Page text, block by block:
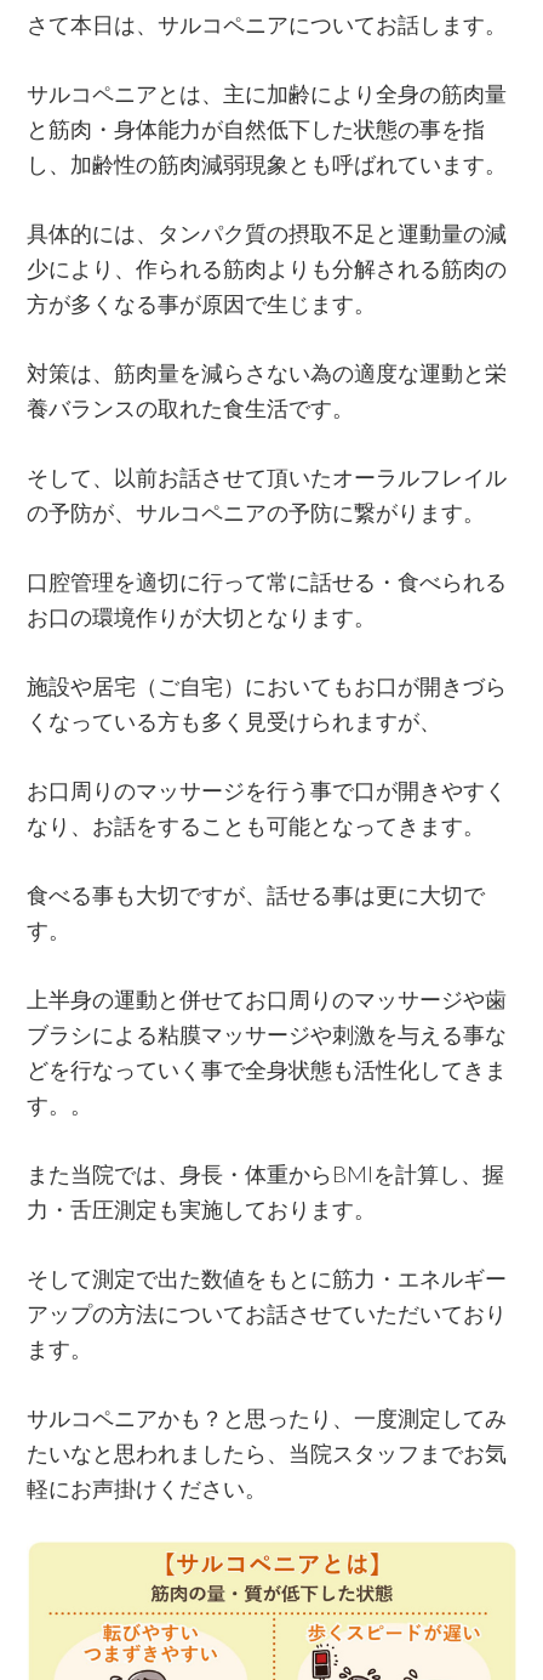
さて本日は、サルコペニアについてお話します。
サルコペニアとは、主に加齢により全身の筋肉量
と筋肉・身体能力が自然低下した状態の事を指
し、加齢性の筋肉減弱現象とも呼ばれています。
具体的には、タンパク質の摂取不足と運動量の減
少により、作られる筋肉よりも分解される筋肉の
方が多くなる事が原因で生じます。
対策は、筋肉量を減らさない為の適度な運動と栄
養バランスの取れた食生活です。
そして、以前お話させて頂いたオーラルフレイル
の予防が、サルコペニアの予防に繋がります。
口腔管理を適切に行って常に話せる・食べられる
お口の環境作りが大切となります。
施設や居宅（ご自宅）においてもお口が開きづら
くなっている方も多く見受けられますが、
お口周りのマッサージを行う事で口が開きやすく
なり、お話をすることも可能となってきます。
食べる事も大切ですが、話せる事は更に大切で
す。
上半身の運動と併せてお口周りのマッサージや歯
ブラシによる粘膜マッサージや刺激を与える事な
どを行なっていく事で全身状態も活性化してきま
す。。
また当院では、身長・体重からBMIを計算し、握
力・舌圧測定も実施しております。
そして測定で出た数値をもとに筋力・エネルギー
アップの方法についてお話させていただいており
ます。
サルコペニアかも？と思ったり、一度測定してみ
たいなと思われましたら、当院スタッフまでお気
軽にお声掛けください。